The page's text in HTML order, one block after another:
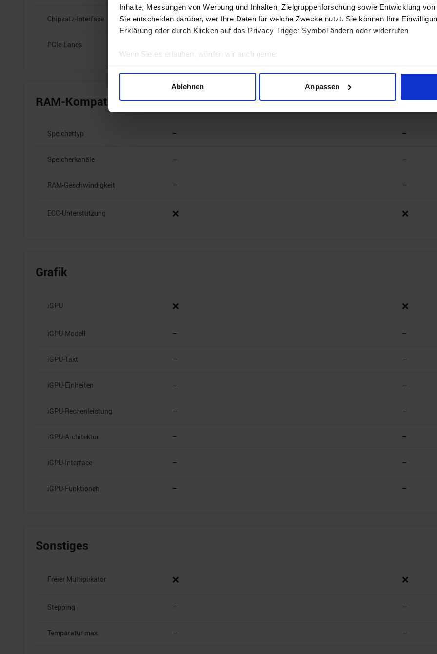
Inhalte, Messungen von Werbung und Inhalten, Zielgruppenforschung sowie Entwicklung
Sie entscheiden darüber, wer Ihre Daten für welche Zwecke nutzt. Sie können Ihre
Erklärung oder durch Klicken auf das Privacy Trigger Symbol ändern oder widerrufen
Wenn Sie es erlauben, würden wir auch gerne:
Informationen über Ihre geografische Lage erfassen, welche bis auf einige Meter genau
Erfahren Sie mehr darüber, wie Ihre persönlichen Daten verarbeitet werden, und legen Sie
Ablehnen Anpassen
Chipsatz-Interface – –
PCIe-Lanes
RAM-Kompatibilität
Speichertyp – –
Speicherkanäle – –
RAM-Geschwindigkeit – –
ECC-Unterstützung ❌ ❌
Grafik
iGPU ❌ ❌
iGPU-Modell – –
iGPU-Takt – –
iGPU-Einheiten – –
iGPU-Rechenleistung – –
iGPU-Architektur – –
iGPU-Interface – –
iGPU-Funktionen – –
Sonstiges
Freier Multiplikator ❌ ❌
Stepping – –
Temparatur max. – –